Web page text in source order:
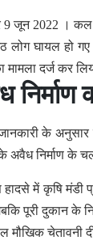
जून 2022 । कल
घायल हो
मामला दर्ज कर
निर्माण
के अनुसार
अवैध निर्माण के
हादसे में कृषि मंडी
पूरी दुकान के
मौखिक चेतावनी